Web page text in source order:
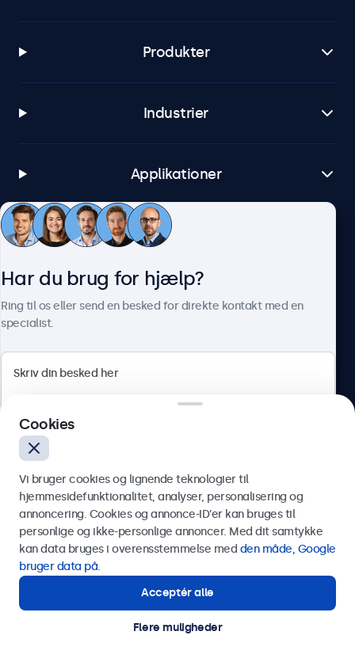
Windows Embedded
Tahoe, Sequoia, Sonoma
Linux
Alle versioner af BrightsignOS
Samsung DeX
Alle versioner af Samsung DeX
Tilslutninger
HDMI
1x
DisplayPort
1x
1x
USB-C
USB-A
Via USB-C til USB-A-adapter. Dette aktiverer kun touch-
funktionaliteten og skal kombineres med HDMI, DisplayPort
eller VGA for billede.
AUX indgang (3,5mm)
Produkter
Industrier
Applikationer
Kundeservice
Herstedøstervej 27-29, unit A, 2620 Albertslund, Danmark
Dansk
© 2026 Beetronics
Har du brug for hjælp?
Ring til os eller send en besked for direkte kontakt med en
specialist.
Send
Eller ring til os på
Kontakt vores specialister.
Cookies
Vi bruger cookies og lignende teknologier til
hjemmesidefunktionalitet, analyser, personalisering og
annoncering. Cookies og annonce-ID’er kan bruges til
personlige og ikke-personlige annoncer. Med dit samtykke
kan data bruges i overensstemmelse med den måde, Google
bruger data på.
Acceptér alle
Flere muligheder